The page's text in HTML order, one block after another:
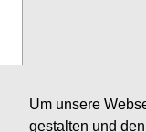
Um unsere
gestalten und